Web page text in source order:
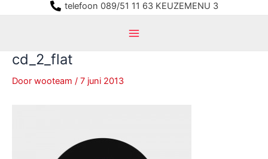
telefoon 089/51 11 63 KEUZEMENU 3
cd_2_flat
Door wooteam / 7 juni 2013